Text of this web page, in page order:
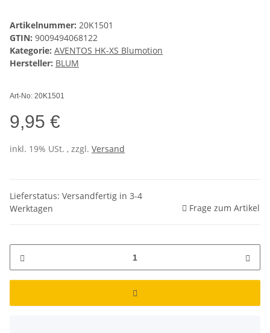
Artikelnummer: 20K1501
GTIN: 9009494068122
Kategorie: AVENTOS HK-XS Blumotion
Hersteller: BLUM
Art-No: 20K1501
9,95 €
inkl. 19% USt. , zzgl. Versand
Lieferstatus: Versandfertig in 3-4
Werktagen
Frage zum Artikel